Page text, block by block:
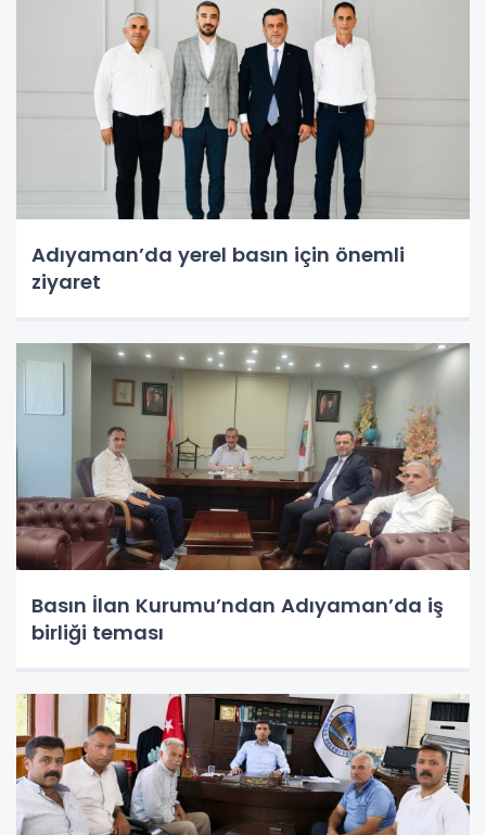
Adıyaman’da yerel basın için önemli
ziyaret
Basın İlan Kurumu’ndan Adıyaman’da iş
birliği teması